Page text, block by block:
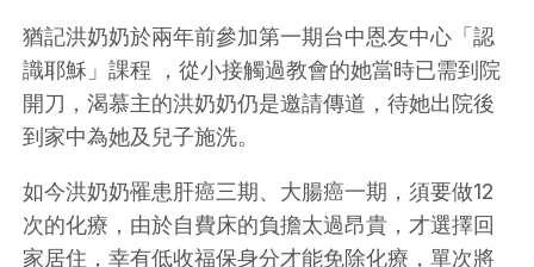
猶記洪奶奶於兩年前參加第一期台中恩友中心「認
識耶穌」課程 ，從小接觸過教會的她當時已需到院
開刀，渴慕主的洪奶奶仍是邀請傳道，待她出院後
到家中為她及兒子施洗。
如今洪奶奶罹患肝癌三期、大腸癌一期，須要做12
次的化療，由於自費床的負擔太過昂貴，才選擇回
家居住，幸有低收福保身分才能免除化療，單次將